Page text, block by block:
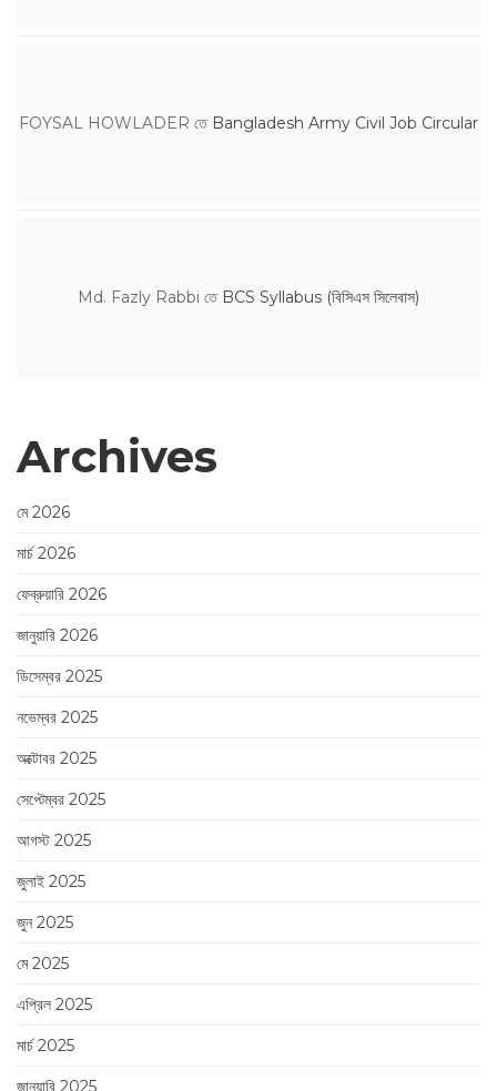
FOYSAL HOWLADER তে Bangladesh Army Civil Job Circular
Md. Fazly Rabbi তে BCS Syllabus (বিসিএস সিলেবাস)
Archives
মে 2026
মার্চ 2026
ফেব্রুয়ারি 2026
জানুয়ারি 2026
ডিসেম্বর 2025
নভেম্বর 2025
অক্টোবর 2025
সেপ্টেম্বর 2025
আগস্ট 2025
জুলাই 2025
জুন 2025
মে 2025
এপ্রিল 2025
মার্চ 2025
জানুয়ারি 2025